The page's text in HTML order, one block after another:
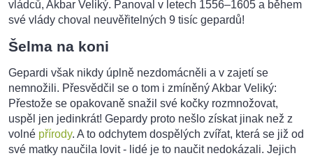
vládců, Akbar Veliký. Panoval v letech 1556–1605 a během
své vlády choval neuvěřitelných 9 tisíc gepardů!
Šelma na koni
Gepardi však nikdy úplně nezdomácněli a v zajetí se
nemnožili. Přesvědčil se o tom i zmíněný Akbar Veliký:
Přestože se opakovaně snažil své kočky rozmnožovat,
uspěl jen jedinkrát! Gepardy proto nešlo získat jinak než z
volné přírody. A to odchytem dospělých zvířat, která se již od
své matky naučila lovit - lidé je to naučit nedokázali. Jejich